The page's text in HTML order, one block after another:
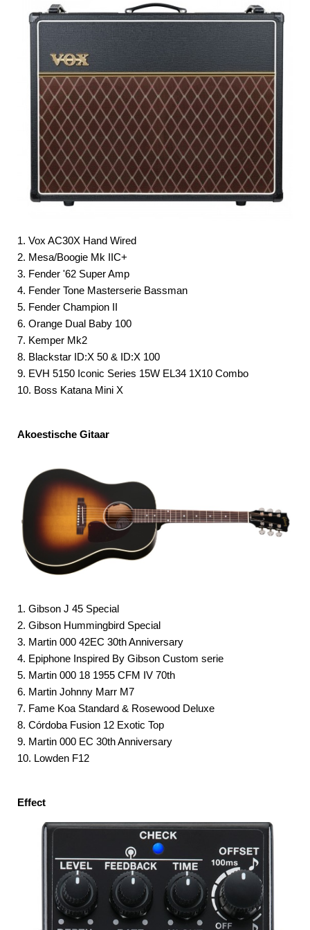
1. Vox AC30X Hand Wired
2. Mesa/Boogie Mk IIC+
3. Fender '62 Super Amp
4. Fender Tone Masterserie Bassman
5. Fender Champion II
6. Orange Dual Baby 100
7. Kemper Mk2
8. Blackstar ID:X 50 & ID:X 100
9. EVH 5150 Iconic Series 15W EL34 1X10 Combo
10. Boss Katana Mini X
Akoestische Gitaar
1. Gibson J 45 Special
2. Gibson Hummingbird Special
3. Martin 000 42EC 30th Anniversary
4. Epiphone Inspired By Gibson Custom serie
5. Martin 000 18 1955 CFM IV 70th
6. Martin Johnny Marr M7
7. Fame Koa Standard & Rosewood Deluxe
8. Córdoba Fusion 12 Exotic Top
9. Martin 000 EC 30th Anniversary
10. Lowden F12
Effect